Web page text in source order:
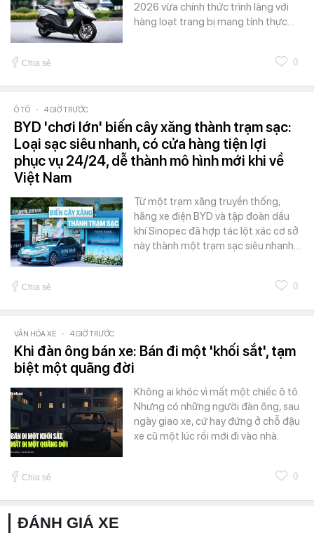
2026 vừa chính thức trình làng với
hàng loạt trang bị mang tính thực…
Chia sẻ 0
Ô TÔ - 4 GIỜ TRƯỚC
BYD 'chơi lớn' biến cây xăng thành trạm sạc:
Loại sạc siêu nhanh, có cửa hàng tiện lợi
phục vụ 24/24, dễ thành mô hình mới khi về
Việt Nam
Từ một trạm xăng truyền thống,
hãng xe điện BYD và tập đoàn dầu
khí Sinopec đã hợp tác lột xác cơ sở
này thành một trạm sạc siêu nhanh…
Chia sẻ 0
VĂN HÓA XE - 4 GIỜ TRƯỚC
Khi đàn ông bán xe: Bán đi một 'khối sắt', tạm
biệt một quãng đời
Không ai khóc vì mất một chiếc ô tô.
Nhưng có những người đàn ông, sau
ngày giao xe, cứ hay đứng ở chỗ đậu
xe cũ một lúc rồi mới đi vào nhà.
Chia sẻ 0
ĐÁNH GIÁ XE